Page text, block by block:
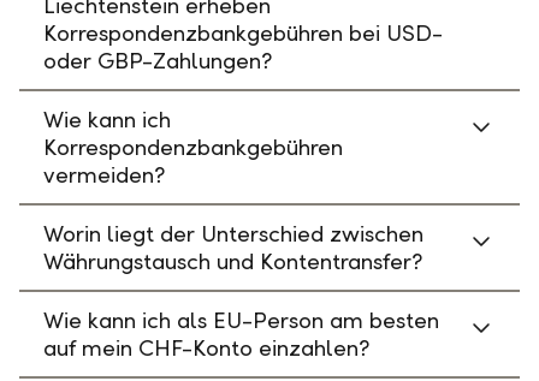
Liechtenstein erheben
Korrespondenzbankgebühren bei USD-
oder GBP-Zahlungen?
Wie kann ich
Korrespondenzbankgebühren
vermeiden?
Worin liegt der Unterschied zwischen
Währungstausch und Kontentransfer?
Wie kann ich als EU-Person am besten
auf mein CHF-Konto einzahlen?